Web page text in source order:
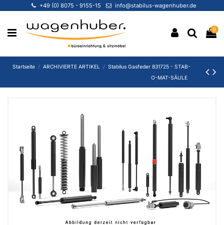
+49 (0) 8075 - 9155-15 info@stabilus-wagenhuber.de
0
Startseite ARCHIVIERTE ARTIKEL
Stabilus Gasfeder 831725 - STAB-
O-MAT-SÄULE